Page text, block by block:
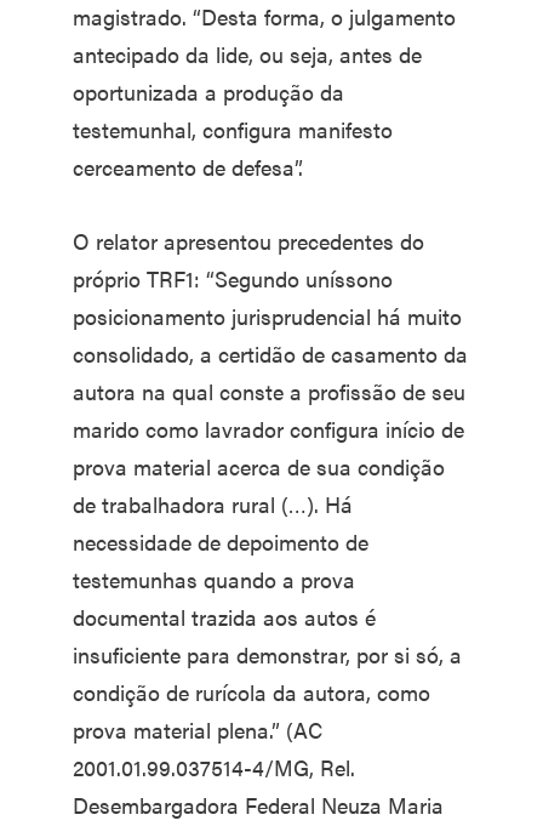
magistrado. “Desta forma, o julgamento
antecipado da lide, ou seja, antes de
oportunizada a produção da
testemunhal, configura manifesto
cerceamento de defesa”.
O relator apresentou precedentes do
próprio TRF1: “Segundo uníssono
posicionamento jurisprudencial há muito
consolidado, a certidão de casamento da
autora na qual conste a profissão de seu
marido como lavrador configura início de
prova material acerca de sua condição
de trabalhadora rural (…). Há
necessidade de depoimento de
testemunhas quando a prova
documental trazida aos autos é
insuficiente para demonstrar, por si só, a
condição de rurícola da autora, como
prova material plena.” (AC
2001.01.99.037514-4/MG, Rel.
Desembargadora Federal Neuza Maria